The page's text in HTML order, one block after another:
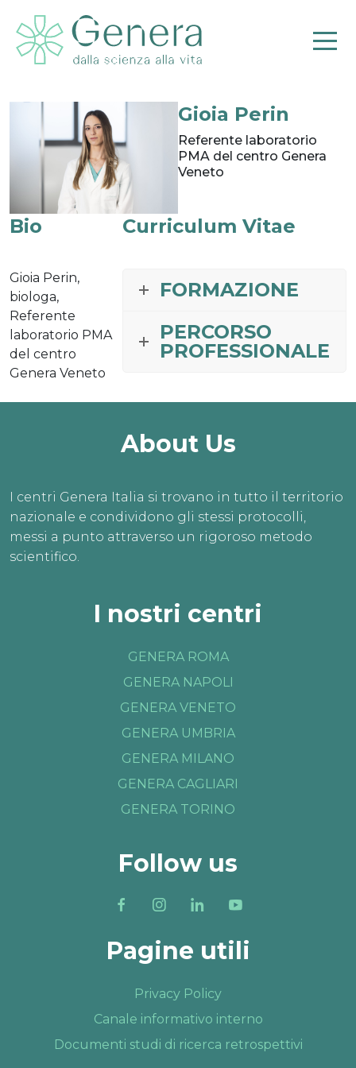
Gioia Perin
Referente laboratorio
PMA del centro Genera
Veneto
Bio
Gioia Perin,
biologa,
Referente
laboratorio PMA
del centro
Genera Veneto
Curriculum Vitae
FORMAZIONE
PERCORSO
PROFESSIONALE
About Us
I centri Genera Italia si trovano in tutto il territorio
nazionale e condividono gli stessi protocolli,
messi a punto attraverso un rigoroso metodo
scientifico.
I nostri centri
GENERA ROMA
GENERA NAPOLI
GENERA VENETO
GENERA UMBRIA
GENERA MILANO
GENERA CAGLIARI
GENERA TORINO
Follow us
Pagine utili
Privacy Policy
Canale informativo interno
Documenti studi di ricerca retrospettivi
VISITE ONLINE
L’estate è il momento
perfetto per dar vita ai
tuoi sogni.
PRENOTA ORA